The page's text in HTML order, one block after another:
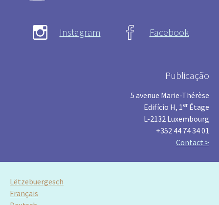
Instagram Facebook
Publicação
5 avenue Marie-Thérèse
Edifício H, 1er Étage
L-2132 Luxembourg
+352 44 74 34 01
Contact >
Lëtzebuergesch
Français